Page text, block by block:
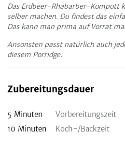
Das Erdbeer-Rhabarber-Kompott
selber machen. Du findest das
Das kann man prima auf Vorrat
Ansonsten passt natürlich auch
diesem Porridge.
Zubereitungsdauer
5 Minuten
Vorbereitungszeit
10 Minuten Koch-/Backzeit